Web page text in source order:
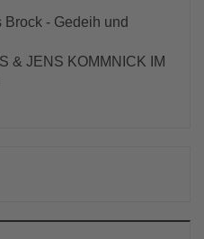
- Gedeih und
& JENS KOMMNICK IM